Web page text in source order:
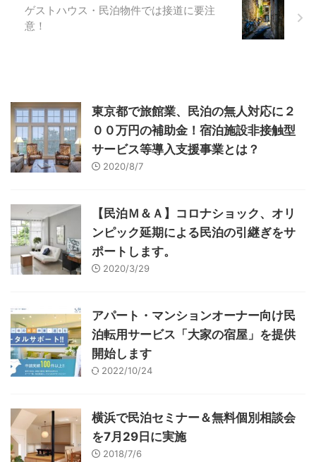
ゲストハウス・民泊物件では接道に要注
意！
東京都で旅館業、民泊の無人対応に２
００万円の補助金！宿泊施設非接触型
サービス等導入支援事業とは？
2020/8/7
【民泊Ｍ＆Ａ】コロナショック、オリ
ンピック延期による民泊の引継ぎをサ
ポートします。
2020/3/29
アパート・マンションオーナー向け民
泊転用サービス「大家の宿屋」を提供
開始します
2022/10/24
横浜で民泊セミナー＆無料個別相談会
を7月29日に実施
2018/7/6